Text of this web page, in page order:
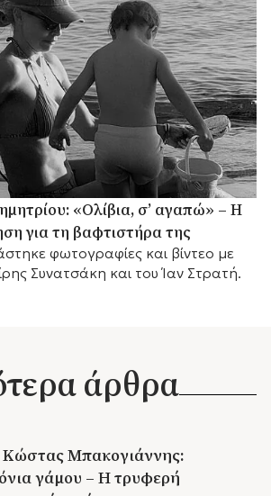
«Ολίβια, σ’ αγαπώ» – Η
για τη βαφτιστήρα της
φωτογραφίες και βίντεο με
Συνατσάκη και του Ίαν Στρατή.
άρθρα
Μπακογιάννης:
γάμου – Η τρυφερή